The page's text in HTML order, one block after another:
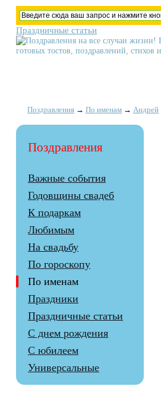
Праздничные статьи
Поздравления → По именам → Андрей
Поздравления
Важные события
Годовщины свадеб
К подаркам
Любимым
На свадьбу
По гороскопу
По именам
Праздники
Праздничные статьи
С днем рождения
С юбилеем
Универсальные